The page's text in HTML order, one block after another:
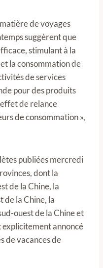
de voyages
suggèrent que
stimulant à la
la consommation de
de services
pour des produits
de relance
de consommation »,
publiées mercredi
dont la
de la Chine, la
de la Chine, la
ouest de la Chine et
explicitement annoncé
de vacances de